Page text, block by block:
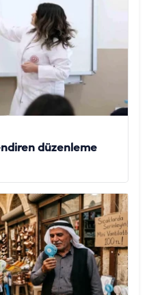
düzenleme